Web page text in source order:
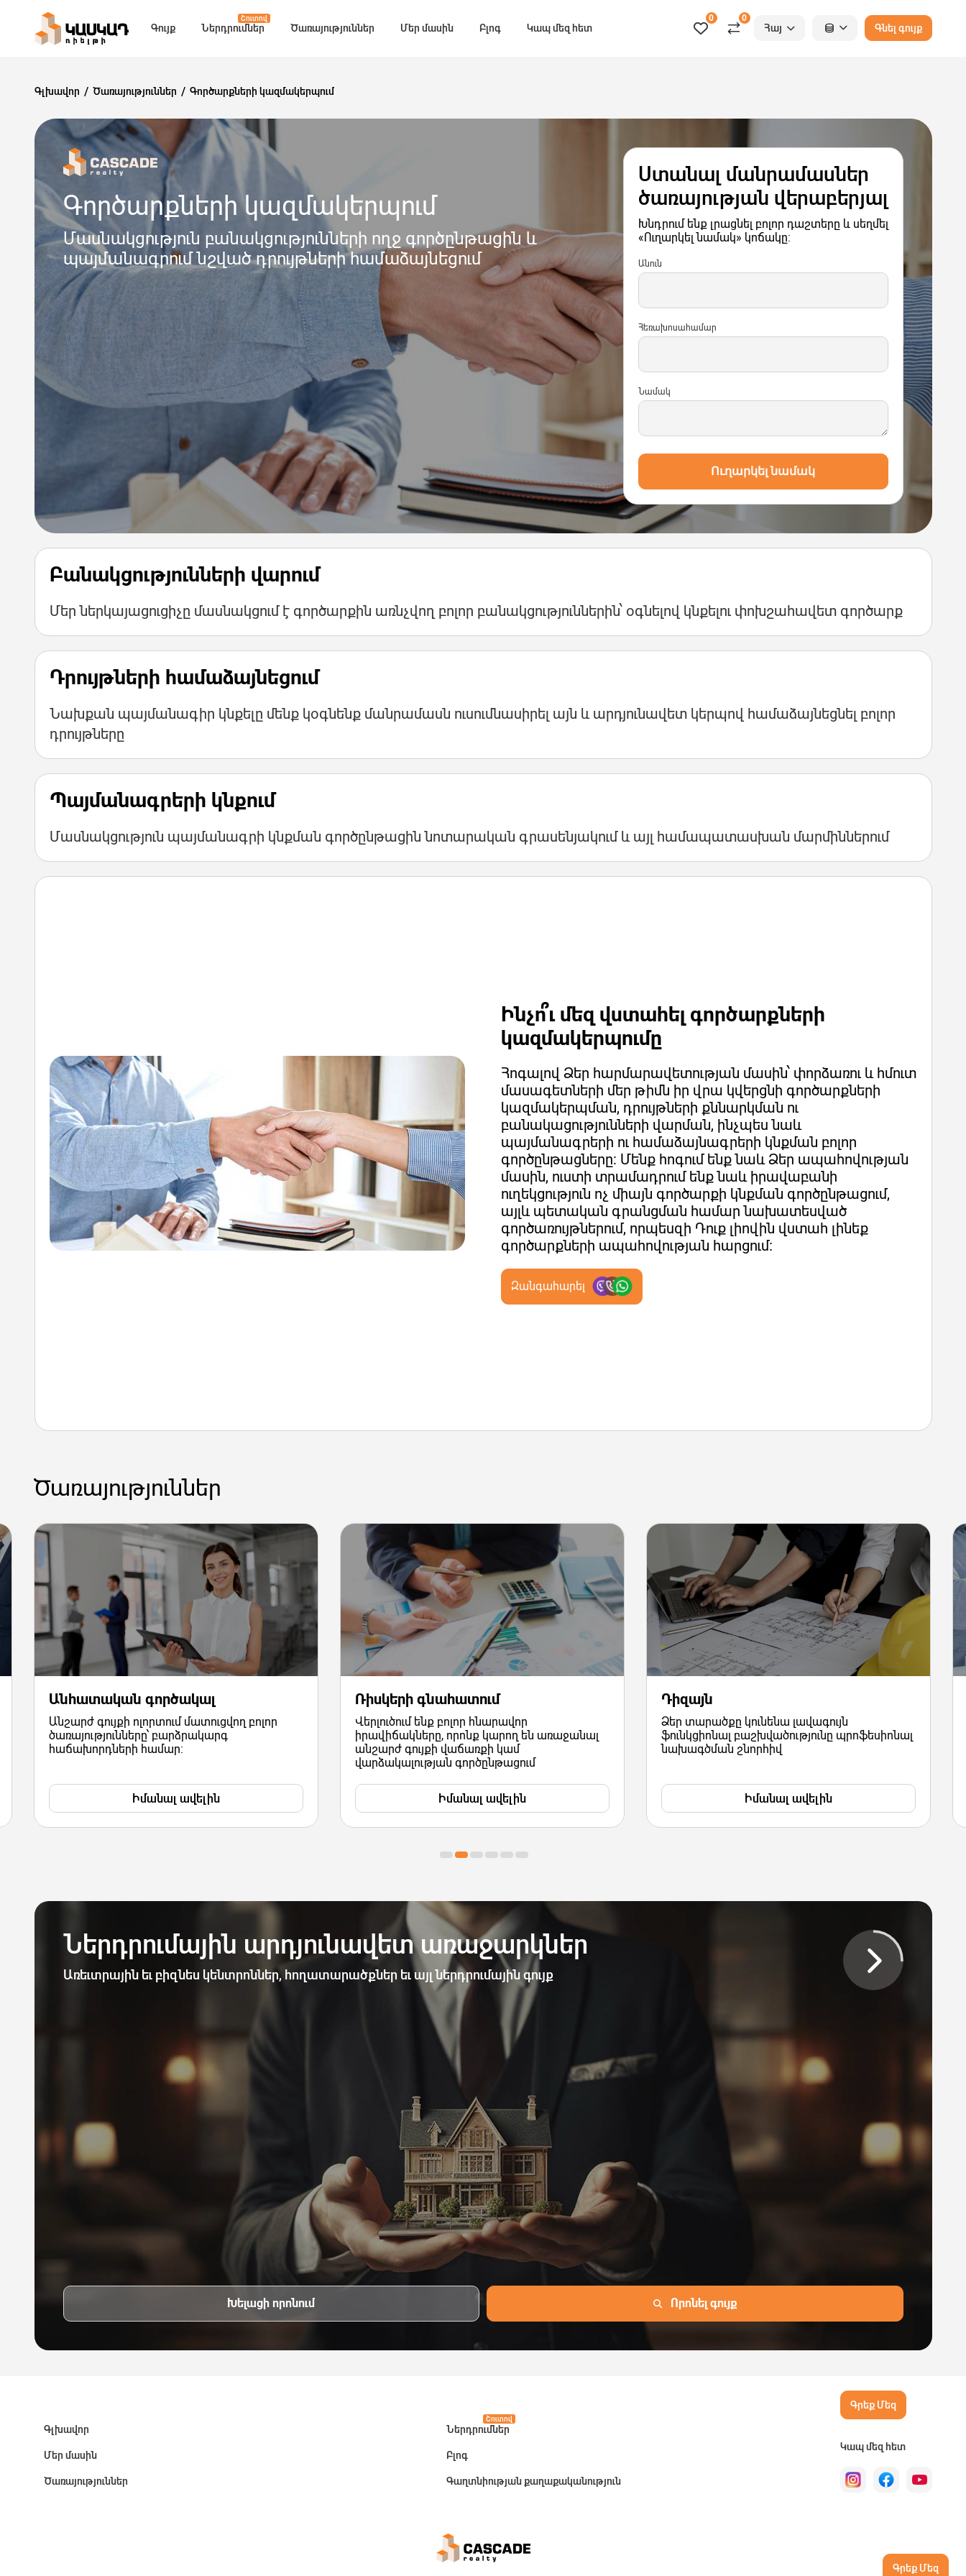
Գույք
Շուտով
Ներդրումներ Ծառայություններ Մեր մասին Բլոգ Կապ մեզ հետ
0 0
Հայ Գնել գույք
Գրեք Մեզ
Գլխավոր Ծառայություններ Գործարքների կազմակերպում
Գործարքների կազմակերպում
Մասնակցություն բանակցությունների ողջ գործընթացին և
պայմանագրում նշված դրույթների համաձայնեցում
Ստանալ մանրամասներ
ծառայության վերաբերյալ
Խնդրում ենք լրացնել բոլոր դաշտերը և սեղմել
«Ուղարկել նամակ» կոճակը:
Անուն
Հեռախոսահամար
Նամակ
Ուղարկել նամակ
Բանակցությունների վարում
Մեր ներկայացուցիչը մասնակցում է գործարքին առնչվող բոլոր բանակցություններին՝ օգնելով կնքելու փոխշահավետ գործարք
Դրույթների համաձայնեցում
Նախքան պայմանագիր կնքելը մենք կօգնենք մանրամասն ուսումնասիրել այն և արդյունավետ կերպով համաձայնեցնել բոլոր
դրույթները
Պայմանագրերի կնքում
Մասնակցություն պայմանագրի կնքման գործընթացին նոտարական գրասենյակում և այլ համապատասխան մարմիններում
Ինչո՞ւ մեզ վստահել գործարքների
կազմակերպումը
Հոգալով Ձեր հարմարավետության մասին՝ փորձառու և հմուտ
մասագետների մեր թիմն իր վրա կվերցնի գործարքների
կազմակերպման, դրույթների քննարկման ու
բանակացությունների վարման, ինչպես նաև
պայմանագրերի ու համաձայնագրերի կնքման բոլոր
գործընթացները: Մենք հոգում ենք նաև Ձեր ապահովության
մասին, ուստի տրամադրում ենք նաև իրավաբանի
ուղեկցություն ոչ միայն գործարքի կնքման գործընթացում,
այլև պետական գրանցման համար նախատեսված
գործառույթներում, որպեսզի Դուք լիովին վստահ լինեք
գործարքների ապահովության հարցում։
Զանգահարել
Ծառայություններ
Անհատական գործակալ
Անշարժ գույքի ոլորտում մատուցվող բոլոր
ծառայությունները՝ բարձրակարգ
հաճախորդների համար։
Իմանալ ավելին
Ռիսկերի գնահատում
Վերլուծում ենք բոլոր հնարավոր
իրավիճակները, որոնք կարող են առաջանալ
անշարժ գույքի վաճառքի կամ
վարձակալության գործընթացում
Իմանալ ավելին
Դիզայն
Ձեր տարածքը կունենա լավագույն
ֆունկցիոնալ բաշխվածությունը պրոֆեսիոնալ
նախագծման շնորհիվ
Իմանալ ավելին
Ներդրումային արդյունավետ առաջարկներ
Առեւտրային եւ բիզնես կենտրոններ, հողատարածքներ եւ այլ ներդրումային գույք
Խելացի որոնում Որոնել գույք
Գլխավոր
Մեր մասին
Ծառայություններ
Շուտով
Ներդրումներ
Բլոգ
Գաղտնիության քաղաքականություն
Գրեք Մեզ
Կապ մեզ հետ